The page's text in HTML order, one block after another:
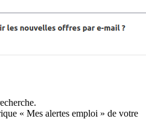
« Mes alertes emploi » de votre